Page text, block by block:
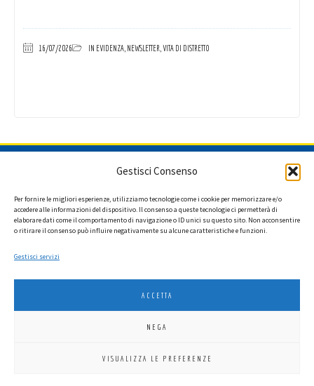
Gestisci Consenso
Per fornire le migliori esperienze, utilizziamo tecnologie come i cookie per memorizzare e/o
accedere alle informazioni del dispositivo. Il consenso a queste tecnologie ci permetterà di
elaborare dati come il comportamento di navigazione o ID unici su questo sito. Non acconsentire
o ritirare il consenso può influire negativamente su alcune caratteristiche e funzioni.
Gestisci servizi
ACCETTA
NEGA
VISUALIZZA LE PREFERENZE
16/07/2026 IN EVIDENZA NEWSLETTER VITA DI DISTRETTO
Ho letto l'informativa privacy e acconsento a ricevere via e-mail la
newsletter contenente aggiornamenti su attività, iniziative ed eventi
LIONS INTERNATIONAL DISTRETTO 108 TA 3